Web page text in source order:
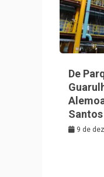
De
Santos
9 de